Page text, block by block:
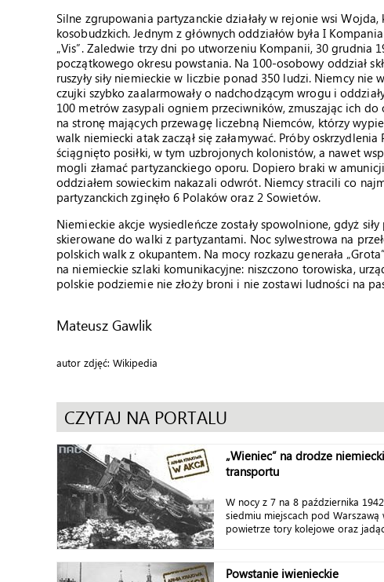
Silne zgrupowania partyzanckie działały w rejonie wsi
kosobudzkich. Jednym z głównych oddziałów była I
„Vis”. Zaledwie trzy dni po utworzeniu Kompanii, 30 grudnia
początkowego okresu powstania. Na 100-osobowy oddział
ruszyły siły niemieckie w liczbie ponad 350 ludzi. Niemcy
czujki szybko zaalarmowały o nadchodzącym wrogu i
100 metrów zasypali ogniem przeciwników, zmuszając ich
na stronę mających przewagę liczebną Niemców, którzy
walk niemiecki atak zaczął się załamywać. Próby
ściągnięto posiłki, w tym uzbrojonych kolonistów, a nawet
mogli złamać partyzanckiego oporu. Dopiero braki w
oddziałem sowieckim nakazali odwrót. Niemcy stracili co
partyzanckich zginęło 6 Polaków oraz 2 Sowietów.
Niemieckie akcje wysiedleńcze zostały spowolnione, gdyż
skierowane do walki z partyzantami. Noc sylwestrowa na
polskich walk z okupantem. Na mocy rozkazu generała
na niemieckie szlaki komunikacyjne: niszczono torowiska,
polskie podziemie nie złoży broni i nie zostawi ludności na
Mateusz Gawlik
autor zdjęć: Wikipedia
CZYTAJ NA PORTALU
„Wieniec” na drodze
transportu
W nocy z 7 na 8 października
siedmiu miejscach pod Warszawą
powietrze tory kolejowe oraz
Powstanie iwienieckie